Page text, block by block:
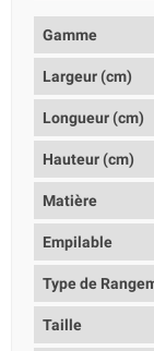
Gamme
Largeur (cm)
Longueur (cm)
Hauteur (cm)
Matière
Empilable
Type de
Taille